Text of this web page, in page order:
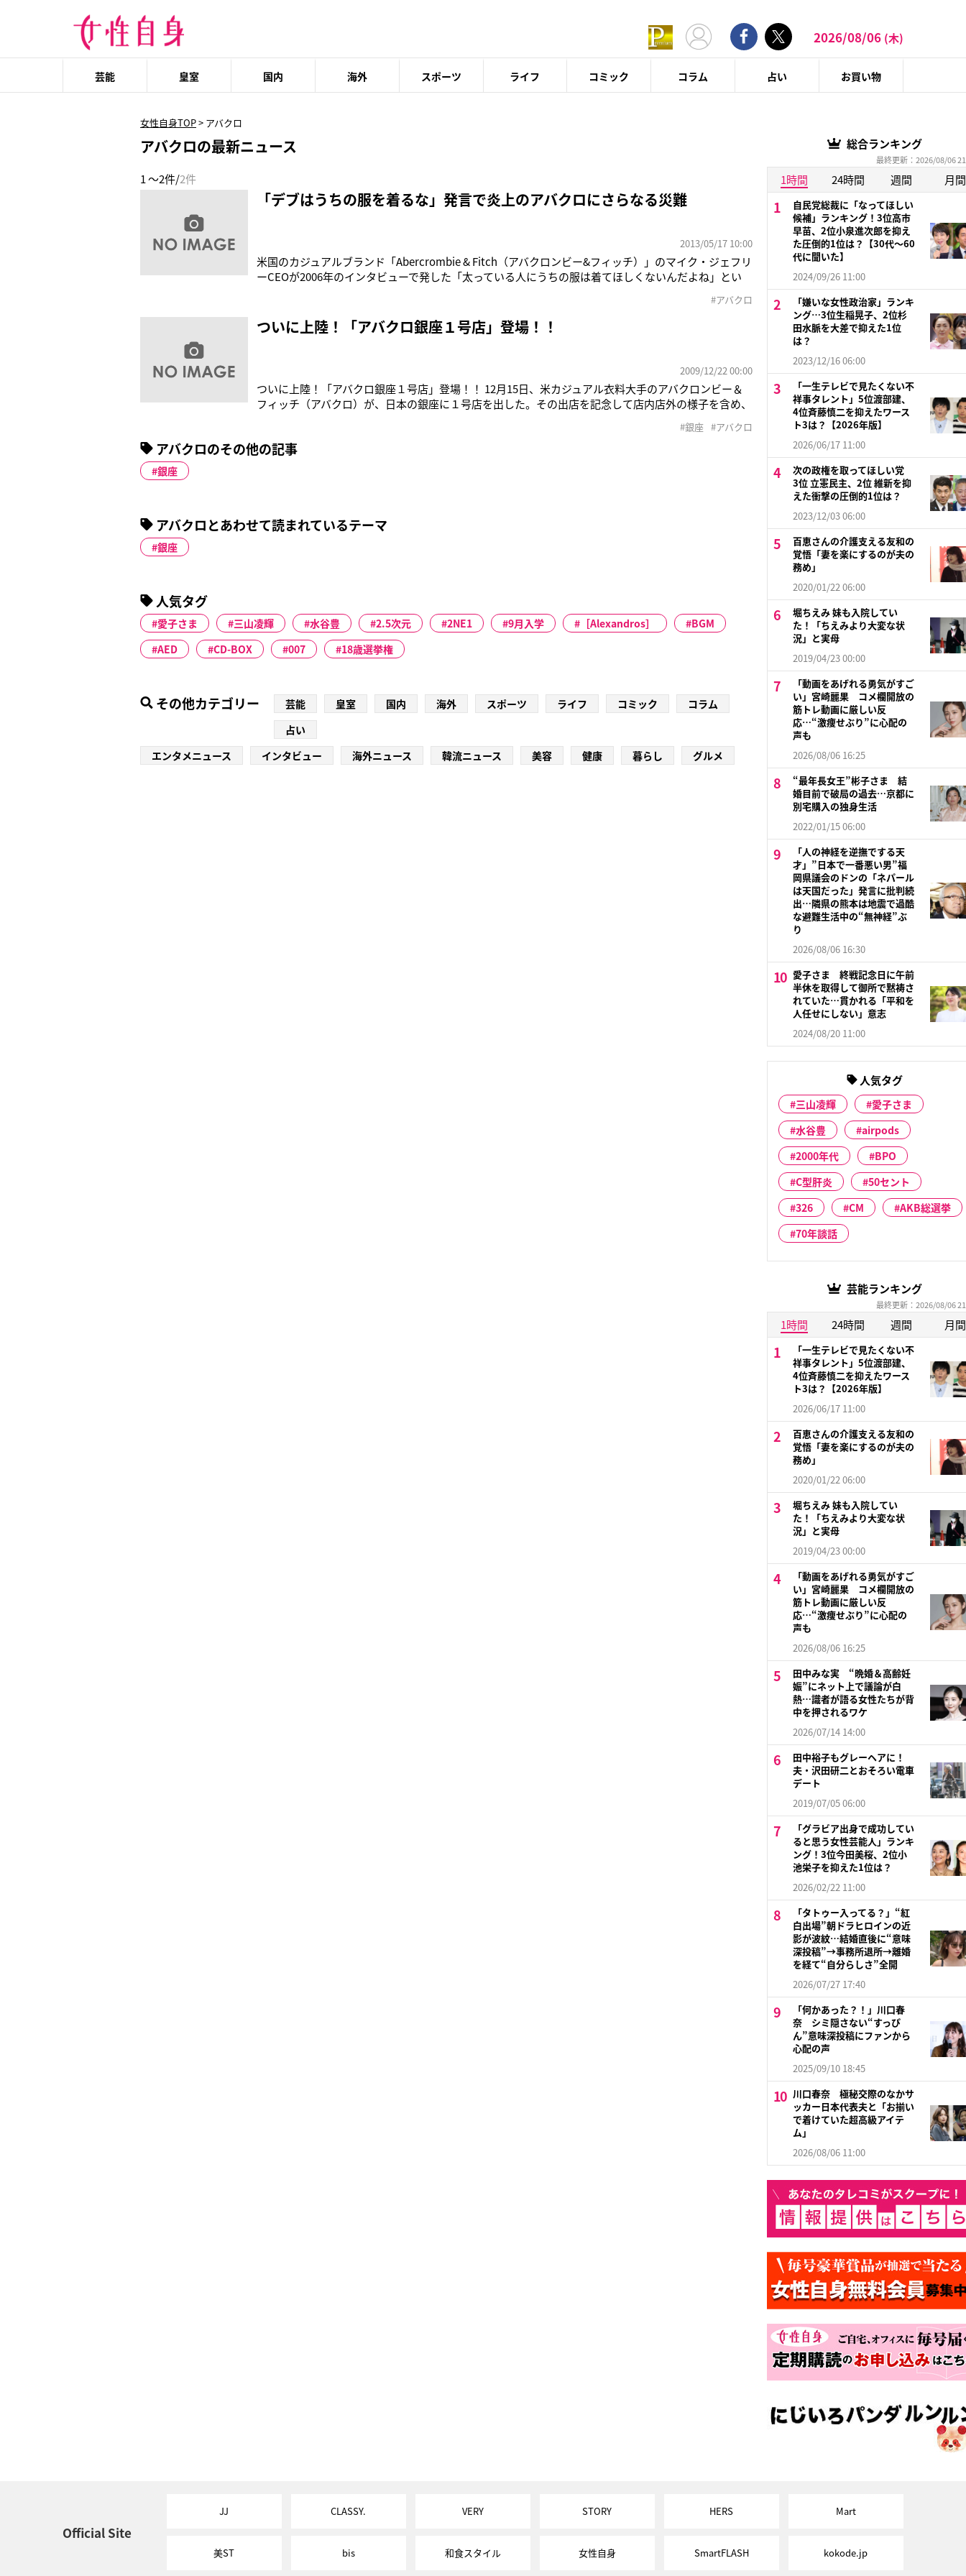
2026/08/06 (木)
芸能 皇室 国内 海外 スポーツ ライフ コミック コラム 占い お買い物
女性自身TOP> アバクロ
アバクロの最新ニュース
1 ～2件/2件
「デブはうちの服を着るな」発言で炎上のアバクロにさらなる災難
2013/05/17 10:00
米国のカジュアルブランド「Abercrombie & Fitch（アバクロンビー&フィッチ）」のマイク・ジェフリ
ーCEOが2006年のインタビューで発した「太っている人にうちの服は着てほしくないんだよね」とい
を通じて発表された謝罪文は以下のとおり。「この7年前の古いインタビューが、不本意な形で引#アバクロ
ついに上陸！「アバクロ銀座１号店」登場！！
2009/12/22 00:00
ついに上陸！「アバクロ銀座１号店」登場！！ 12月15日、米カジュアル衣料大手のアバクロンビー＆
フィッチ（アバクロ）が、日本の銀座に１号店を出した。その出店を記念して店内店外の様子を含め、
#銀座 #アバクロ
アバクロのその他の記事
銀座
アバクロとあわせて読まれているテーマ
銀座
人気タグ
愛子さま 三山凌輝 水谷豊 2.5次元 2NE1 9月入学 ［Alexandros］
BGM
AED
CD-BOX 007 18歳選挙権
その他カテゴリー 芸能 皇室 国内 海外 スポーツ ライフ コミック
コラム
占い
エンタメニュース
インタビュー 海外ニュース 韓流ニュース 美容 健康 暮らし グルメ
総合ランキング
最終更新：2026/08/06
1時間 24時間 週間 月間
自民党総裁に「なってほしい
候補」ランキング！3位高市
早苗、2位小泉進次郎を抑え
た圧倒的1位は？【30代〜60
代に聞いた】
2024/09/26 11:00
「嫌いな女性政治家」ランキ
ング…3位生稲晃子、2位杉
田水脈を大差で抑えた1位
は？
2023/12/16 06:00
「一生テレビで見たくない不
祥事タレント」5位渡部建、
4位斉藤慎二を抑えたワース
ト3は？【2026年版】
2026/06/17 11:00
次の政権を取ってほしい党
3位 立憲民主、2位 維新を抑
えた衝撃の圧倒的1位は？
2023/12/03 06:00
百恵さんの介護支える友和の
覚悟「妻を楽にするのが夫の
務め」
2020/01/22 06:00
堀ちえみ 妹も入院してい
た！「ちえみより大変な状
況」と実母
2019/04/23 00:00
「動画をあげれる勇気がすご
い」宮崎麗果 コメ欄開放の
筋トレ動画に厳しい反
応…“激痩せぶり”に心配の
声も
2026/08/06 16:25
“最年長女王”彬子さま 結
婚目前で破局の過去…京都に
別宅購入の独身生活
2022/01/15 06:00
「人の神経を逆撫でする天
才」”日本で一番悪い男”福
岡県議会のドンの「ネパール
は天国だった」発言に批判続
出…隣県の熊本は地震で過酷
な避難生活中の“無神経”ぶ
り
2026/08/06 16:30
愛子さま 終戦記念日に午前
半休を取得して御所で黙祷さ
れていた…貫かれる「平和を
人任せにしない」意志
2024/08/20 11:00
人気タグ
三山凌輝
愛子さま
水谷豊
airpods
2000年代
BPO
C型肝炎
50セント
326
CM
AKB総選挙
70年談話
芸能ランキング
最終更新：2026/08/06
1時間 24時間 週間 月間
「一生テレビで見たくない不
祥事タレント」5位渡部建、
4位斉藤慎二を抑えたワース
ト3は？【2026年版】
2026/06/17 11:00
百恵さんの介護支える友和の
覚悟「妻を楽にするのが夫の
務め」
2020/01/22 06:00
堀ちえみ 妹も入院してい
た！「ちえみより大変な状
況」と実母
2019/04/23 00:00
「動画をあげれる勇気がすご
い」宮崎麗果 コメ欄開放の
筋トレ動画に厳しい反
応…“激痩せぶり”に心配の
声も
2026/08/06 16:25
田中みな実 “晩婚＆高齢妊
娠”にネット上で議論が白
熱…識者が語る女性たちが背
中を押されるワケ
2026/07/14 14:00
田中裕子もグレーヘアに！
夫・沢田研二とおそろい電車
デート
2019/07/05 06:00
「グラビア出身で成功してい
ると思う女性芸能人」ランキ
ング！3位今田美桜、2位小
池栄子を抑えた1位は？
2026/02/22 11:00
「タトゥー入ってる？」“紅
白出場”朝ドラヒロインの近
影が波紋…結婚直後に“意味
深投稿”→事務所退所→離婚
を経て“自分らしさ”全開
2026/07/27 17:40
「何かあった？！」川口春
奈 シミ隠さない“すっぴ
ん”意味深投稿にファンから
心配の声
2025/09/10 18:45
川口春奈 極秘交際のなかサ
ッカー日本代表夫と「お揃い
で着けていた超高級アイテ
ム」
2026/08/06 11:00
Official Site
JJ CLASSY. VERY STORY HERS Mart
美ST bis 和食スタイル 女性自身 SmartFLASH kokode.jp